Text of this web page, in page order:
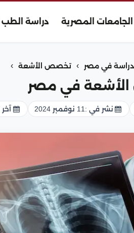
الجامعات المصرية دراسة
في مصر › تخصص الأشعة ›
في مصر
نشر في : 11 نوفمبر 2024